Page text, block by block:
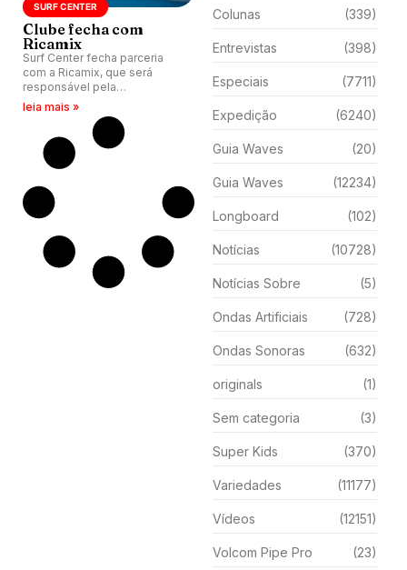
SURF CENTER
Clube fecha com
Ricamix
Surf Center fecha parceria
com a Ricamix, que será
responsável pela
concretagem da obra da
primeira piscina de surfe
coberta e aquecida do
mundo.
leia mais »
Colunas (339)
Entrevistas (398)
Especiais (7711)
Expedição (6240)
Guia Waves (20)
Guia Waves (12234)
Longboard (102)
Notícias (10728)
Notícias Sobre (5)
Ondas Artificiais (728)
Ondas Sonoras (632)
originals (1)
Sem categoria (3)
Super Kids (370)
Variedades (11177)
Vídeos (12151)
Volcom Pipe Pro (23)